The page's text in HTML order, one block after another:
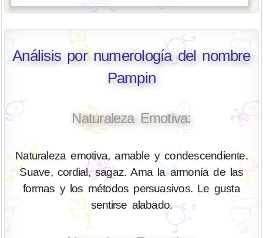
Análisis por numerología del nombre
Pampin
Naturaleza Emotiva:
Naturaleza emotiva, amable y condescendiente.
Suave, cordial, sagaz. Ama la armonía de las
formas y los métodos persuasivos. Le gusta
sentirse alabado.